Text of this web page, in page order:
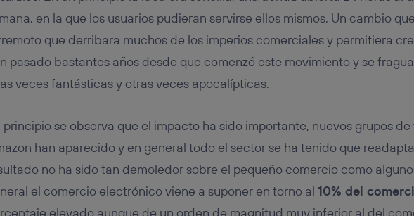
en la que los usuarios pudieran servirse ellos mismos. Un cambio
que derribara muchos de los imperios comerciales y permitiera
pasado bastantes años desde que comenzó este movimiento y se
veces fantásticas y otras veces apocalípticas.
principio se observa que el impacto ha sido importante, nuevos grupos
han aparecido y en general todo el sector se ha tenido que
no ha sido tan demoledor sobre el pequeño comercio como
el comercio electrónico viene a suponer en torno al 10% del
elevado aunque de un orden de magnitud muy inferior al del
conecte su dispositivo y consienta el uso de la tecnología recibirá el mismo
Típicamente:
Si utilizas unaconexión de banda ancha (p. ej., Wi-Fi), el marketing o
realizará en función de las actividades de navegación de los miembros del
datos móviles
, el marketing será más personalizado, ya que se
Puedes gestionar los consentimientos Utiq seleccionando “Administrar Utiq”
inferior de esta página web o visitando el
portal de privacidad de Utiq
Para más información, consulta la política de privacidad de Utiq .